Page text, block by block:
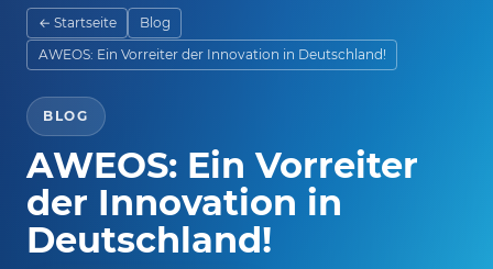
← Startseite
Blog
AWEOS: Ein Vorreiter der Innovation in Deutschland!
BLOG
AWEOS: Ein Vorreiter
der Innovation in
Deutschland!